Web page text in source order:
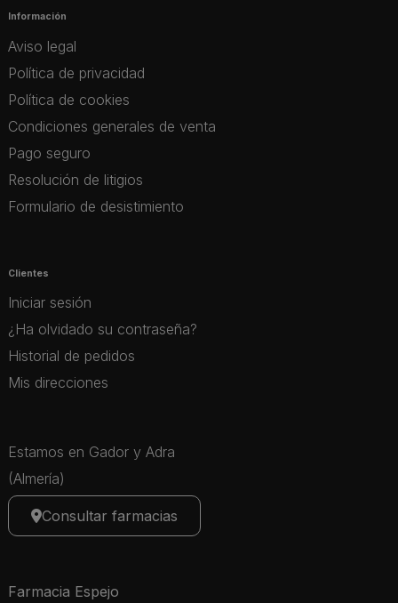
Información
Aviso legal
Política de privacidad
Política de cookies
Condiciones generales de venta
Pago seguro
Resolución de litigios
Formulario de desistimiento
Clientes
Iniciar sesión
¿Ha olvidado su contraseña?
Historial de pedidos
Mis direcciones
Estamos en Gador y Adra
(Almería)
Consultar farmacias
Farmacia Espejo